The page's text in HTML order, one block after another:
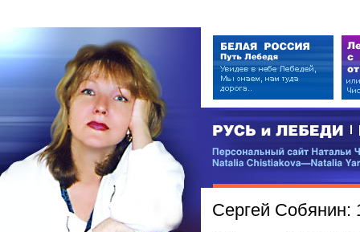
РУСЬ и ЛЕБЕДИ | RUSI —
Персональный сайт Натальи
Сергей Собянин: